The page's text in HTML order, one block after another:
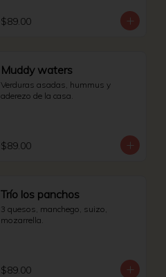
$89.00
Muddy waters
Verduras asadas, hummus y
aderezo de la casa.
$89.00
Trío los panchos
3 quesos, manchego, suizo,
mozarrella.
$89.00